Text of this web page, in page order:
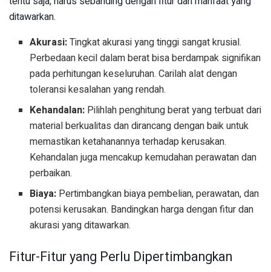
ditawarkan.
Akurasi:Tingkat akurasi yang tinggi sangat krusial.
Perbedaan kecil dalam berat bisa berdampak signifikan
pada perhitungan keseluruhan. Carilah alat dengan
toleransi kesalahan yang rendah.
Kehandalan: Pilihlah penghitung berat yang terbuat dari
material berkualitas dan dirancang dengan baik untuk
memastikan ketahanannya terhadap kerusakan.
Kehandalan juga mencakup kemudahan perawatan dan
perbaikan.
Biaya: Pertimbangkan biaya pembelian, perawatan, dan
potensi kerusakan. Bandingkan harga dengan fitur dan
akurasi yang ditawarkan.
Fitur-Fitur yang Perlu Dipertimbangkan